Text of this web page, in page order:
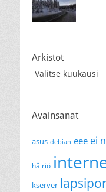
Arkistot
Arkistot
Avainsanat
asus debian eee ei
häiriö
kserver